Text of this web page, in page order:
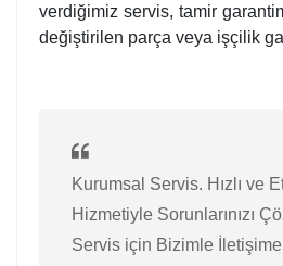
verdiğimiz servis, tamir
değiştirilen parça veya işçilik
Kurumsal Servis. Hızlı ve
Hizmetiyle Sorunlarınızı
Servis için Bizimle